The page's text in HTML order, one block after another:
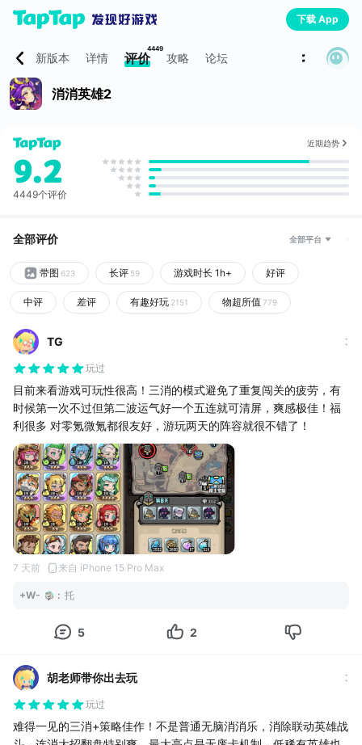
下载 App
新版本 详情 评价
4449
攻略 论坛
消消英雄2
近期趋势
9.2
4449个评价
全部评价 全部平台
带图 623 长评 59 游戏时长 1h+ 好评
中评 差评 有趣好玩 2151 物超所值 779
画面优秀
TG
玩过
目前来看游戏可玩性很高！三消的模式避免了重复闯关的疲劳，有
时候第一次不过但第二波运气好一个五连就可清屏，爽感极佳！福
利很多 对零氪微氪都很友好，游玩两天的阵容就很不错了！
7 天前 来自 iPhone 15 Pro Max
+W- : 托
5 2
胡老师带你出去玩
玩过
难得一见的三消+策略佳作！不是普通无脑消消乐，消除联动英雄战